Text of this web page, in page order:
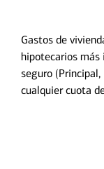
Gastos de
hipotecarios más
seguro
cualquier cuota